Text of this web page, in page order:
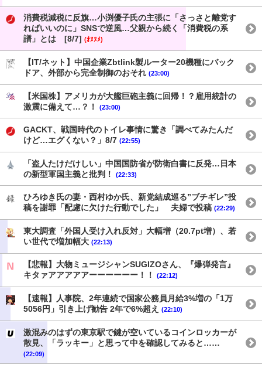
消費税減税に反旗…小渕優子氏の主張に「さっさと離党す
ればいいのに」SNSで逆風…父親から続く「消費税の系
譜」とは [8/7] (ｵﾇﾇﾒ)
【IT/ネット】中国企業Zbtlink製ルーター20機種にバック
ドア、外部から完全制御のおそれ (23:00)
【米国株】アメリカが大艦巨砲主義に回帰！？雇用統計の
激震に備えて…？！
(23:00)
GACKT、戦国時代のトイレ事情に驚き「調べてみたんだ
けど…エグくない？」8/7 (22:55)
「盗人たけだけしい」中国国防省が防衛白書に反発…日本
の新型軍国主義と批判！
(22:33)
ひろゆき氏の妻・西村ゆか氏、新党結成巡る”ブチギレ”投
稿を謝罪「配慮に欠けた行動でした」 夫婦で投稿 (22:29)
東大調査「外国人受け入れ反対」大幅増（20.7pt増）、若
い世代で増加幅大 (22:13)
【悲報】大物ミュージシャンSUGIZOさん、『爆弾発言』
キタァアアアアアーーーーーー！！
(22:12)
【速報】人事院、2年連続で国家公務員月給3%増の「1万
5056円」引き上げ勧告 2年で6%超え
(22:10)
激混みのはずの東京駅で鍵が空いているコインロッカーが
散見、「ラッキー」と思って中を確認してみると……
(22:09)